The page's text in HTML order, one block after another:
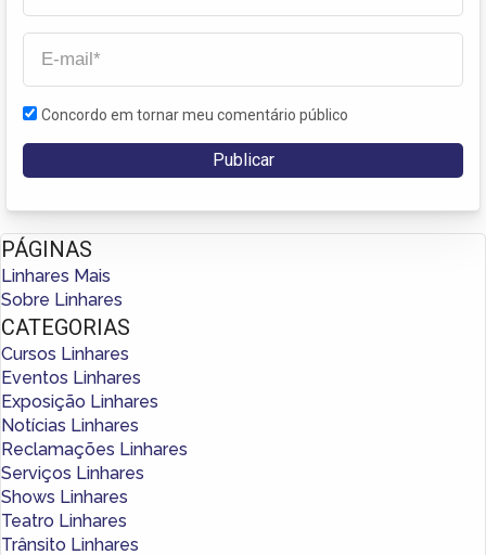
Concordo em tornar meu comentário público
PÁGINAS
Linhares Mais
Sobre Linhares
CATEGORIAS
Cursos Linhares
Eventos Linhares
Exposição Linhares
Notícias Linhares
Reclamações Linhares
Serviços Linhares
Shows Linhares
Teatro Linhares
Trânsito Linhares